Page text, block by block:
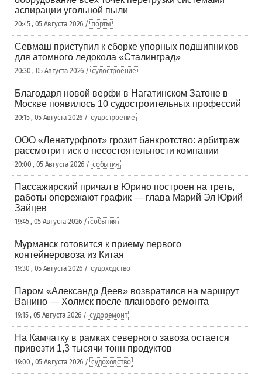
аспирации угольной пыли
20:45 , 05 Августа 2026 / порты
Севмаш приступил к сборке упорных подшипников
для атомного ледокола «Сталинград»
20:30 , 05 Августа 2026 / судостроение
Благодаря новой верфи в Нагатинском Затоне в
Москве появилось 10 судостроительных профессий
20:15 , 05 Августа 2026 / судостроение
ООО «Ленатурфлот» грозит банкротство: арбитраж
рассмотрит иск о несостоятельности компании
20:00 , 05 Августа 2026 / события
Пассажирский причал в Юрино построен на треть,
работы опережают график — глава Марий Эл Юрий
Зайцев
19:45 , 05 Августа 2026 / события
Мурманск готовится к приему первого
контейнеровоза из Китая
19:30 , 05 Августа 2026 / судоходство
Паром «Александр Деев» возвратился на маршрут
Ванино — Холмск после планового ремонта
19:15 , 05 Августа 2026 / судоремонт
На Камчатку в рамках северного завоза остается
привезти 1,3 тысячи тонн продуктов
19:00 , 05 Августа 2026 / судоходство